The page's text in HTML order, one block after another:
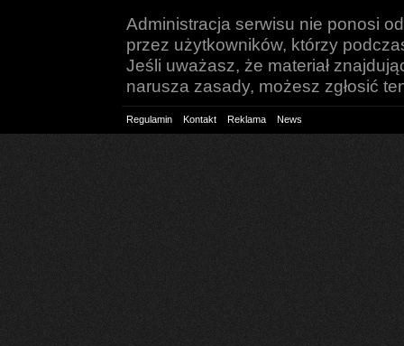
Administracja serwisu nie ponosi
przez użytkowników, którzy
Jeśli uważasz, że materiał
narusza zasady, możesz zgłosić
Regulamin Kontakt Reklama News